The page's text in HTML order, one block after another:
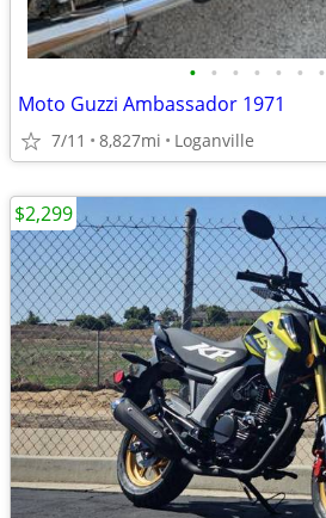
• • • • • • •
Moto Guzzi Ambassador 1971
7/11 8,827mi Loganville
$2,299